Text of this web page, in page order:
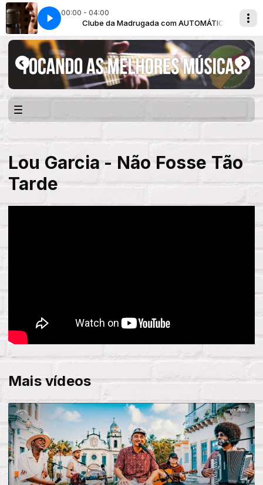
00:00 - 04:00
Clube da Madrugada com AUTOMÁTICO
Raiz & Viola com AUTOMÁTICO
Lou Garcia - Não Fosse Tão
Tarde
Mais vídeos